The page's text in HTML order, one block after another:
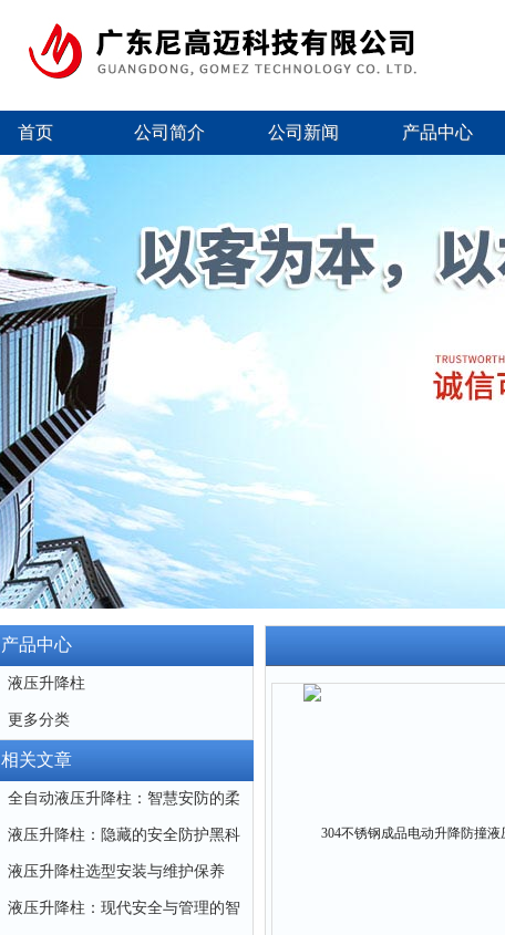
首页 公司简介 公司新闻 产品中心
产品中心
液压升降柱
更多分类
相关文章
全自动液压升降柱：智慧安防的柔
性屏障
液压升降柱：隐藏的安全防护黑科
技
液压升降柱选型安装与维护保养
液压升降柱：现代安全与管理的智